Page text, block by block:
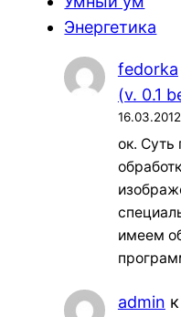
Энергетика
fedorka
(v. 0.1
16.03.2012
ок.
имеем
admin к